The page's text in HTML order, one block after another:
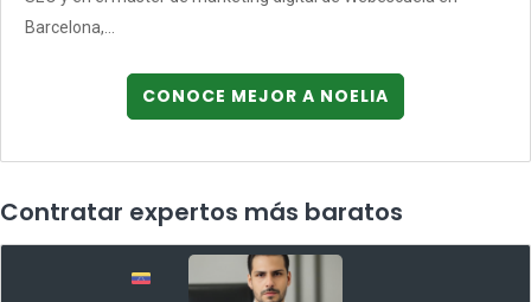
Barcelona,...
CONOCE MEJOR A NOELIA
Contratar expertos más baratos